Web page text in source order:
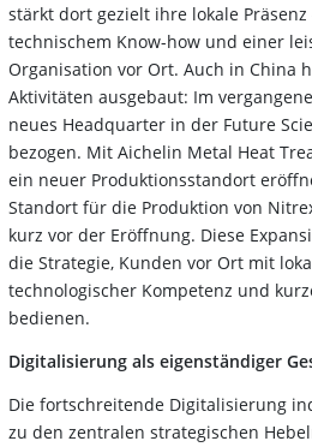
stärkt dort gezielt ihre lokale Präsenz
technischem Know-how und einer
Organisation vor Ort. Auch in China
Aktivitäten ausgebaut: Im
neues Headquarter in der Future
bezogen. Mit Aichelin Metal Heat
ein neuer Produktionsstandort
Standort für die Produktion von
kurz vor der Eröffnung. Diese
die Strategie, Kunden vor Ort mit
technologischer Kompetenz und
bedienen.
Digitalisierung als eigenständiger
Die fortschreitende Digitalisierung
zu den zentralen strategischen